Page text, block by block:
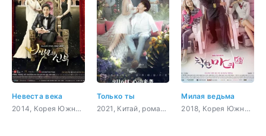
Невеста века
2014, Корея Южная, мистика, комедия, романтика, сверхъестественное
Только ты
2021, Китай, романтика, фэнтези
Милая ведьма
2018, Корея Южная, комедия, романтика, драма, мелодрама